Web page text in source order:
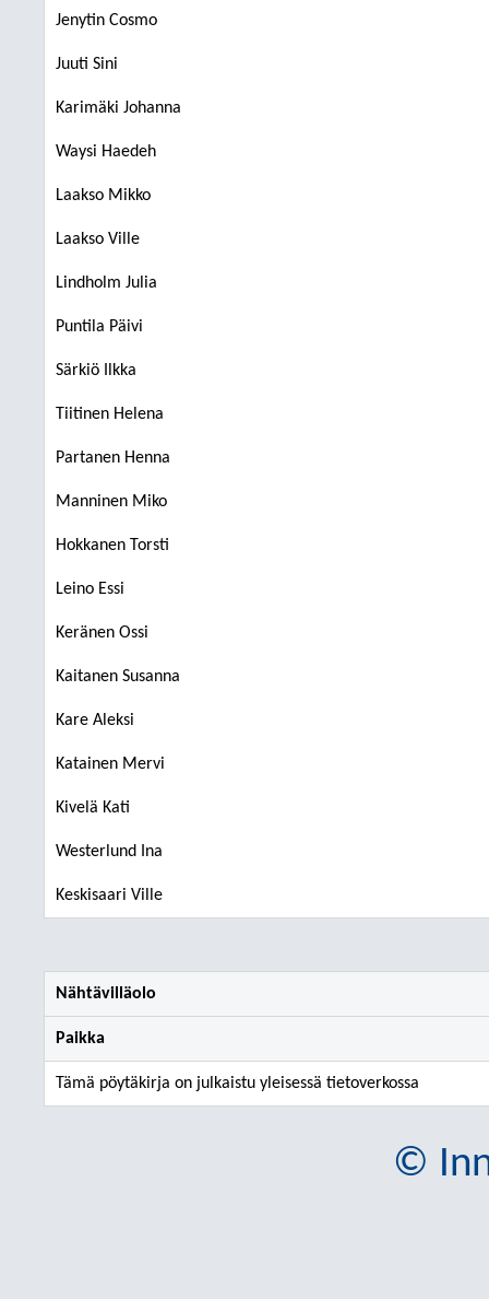
Jenytin Cosmo
Juuti Sini
Karimäki Johanna
Waysi Haedeh
Laakso Mikko
Laakso Ville
Lindholm Julia
Puntila Päivi
Särkiö Ilkka
Tiitinen Helena
Partanen Henna
Manninen Miko
Hokkanen Torsti
Leino Essi
Keränen Ossi
Kaitanen Susanna
Kare Aleksi
Katainen Mervi
Kivelä Kati
Westerlund Ina
Keskisaari Ville
Nähtävilläolo
Paikka
Tämä pöytäkirja on julkaistu yleisessä tietoverkossa
©